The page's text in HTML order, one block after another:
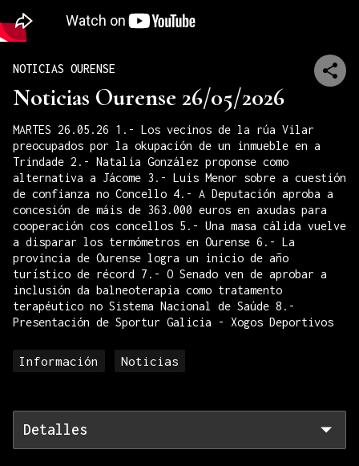
NOTICIAS OURENSE
Noticias Ourense 26/05/2026
MARTES 26.05.26 1.- Los vecinos de la rúa Vilar
preocupados por la okupación de un inmueble en a
Trindade 2.- Natalia González proponse como
alternativa a Jácome 3.- Luis Menor sobre a cuestión
de confianza no Concello 4.- A Deputación aproba a
concesión de máis de 363.000 euros en axudas para
cooperación cos concellos 5.- Una masa cálida vuelve
a disparar los termómetros en Ourense 6.- La
provincia de Ourense logra un inicio de año
turístico de récord 7.- O Senado ven de aprobar a
inclusión da balneoterapia como tratamento
terapéutico no Sistema Nacional de Saúde 8.-
Presentación de Sportur Galicia - Xogos Deportivos
Información Noticias
Detalles